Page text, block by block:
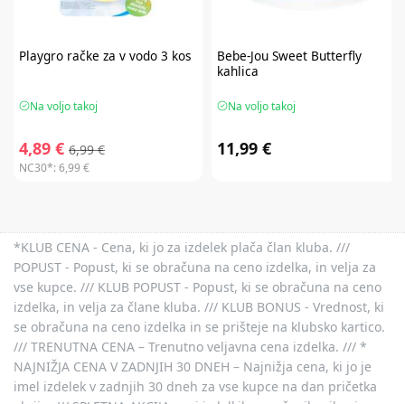
Playgroračke za v vodo 3 kos
Na voljo takoj
4,89 € 6,99 €
NC30*:6,99 €
Bebe-JouSweet Butterfly
kahlica
Na voljo takoj
11,99 €
*KLUB CENA - Cena, ki jo za izdelek plača član kluba. ///
POPUST - Popust, ki se obračuna na ceno izdelka, in velja za
vse kupce. /// KLUB POPUST - Popust, ki se obračuna na ceno
izdelka, in velja za člane kluba. /// KLUB BONUS - Vrednost, ki
se obračuna na ceno izdelka in se prišteje na klubsko kartico.
/// TRENUTNA CENA – Trenutno veljavna cena izdelka. /// *
NAJNIŽJA CENA V ZADNJIH 30 DNEH – Najnižja cena, ki jo je
imel izdelek v zadnjih 30 dneh za vse kupce na dan pričetka